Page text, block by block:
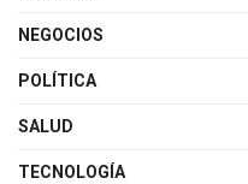
NEGOCIOS
POLÍTICA
SALUD
TECNOLOGÍA